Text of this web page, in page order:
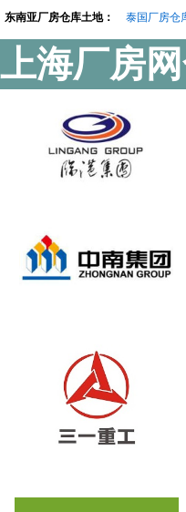
东南亚厂房仓库土地：
泰国厂房仓
上海厂房